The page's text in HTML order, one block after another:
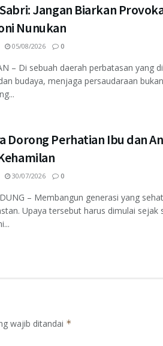
Jangan Biarkan
Nunukan
05/08/2026 0
– Di sebuah daerah perbatasan yang
budaya, menjaga persaudaraan
Dorong Perhatian Ibu dan
30/07/2026 0
– Membangun generasi yang
Upaya tersebut harus dimulai sejak
wajib ditandai *